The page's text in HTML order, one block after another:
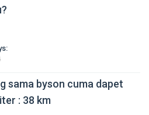
sama byson cuma dapet
: 38 km